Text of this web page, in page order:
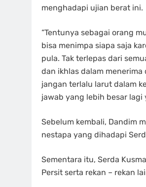
menghadapi ujian berat ini.
“Tentunya sebagai orang
bisa menimpa siapa saja
pula. Tak terlepas dari
dan ikhlas dalam
jangan terlalu larut dalam
jawab yang lebih besar lagi
Sebelum kembali, Dandim
nestapa yang dihadapi
Sementara itu, Serda
Persit serta rekan – rekan